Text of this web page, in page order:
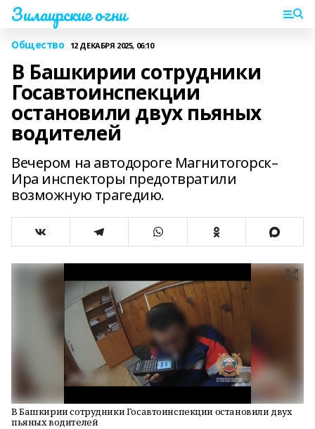
Зилаирские огни
Общество 12 ДЕКАБРЯ 2025, 06:10
В Башкирии сотрудники
Госавтоинспекции
остановили двух пьяных
водителей
Вечером на автодороге Магнитогорск–
Ира инспекторы предотвратили
возможную трагедию.
В Башкирии сотрудники Госавтоинспекции остановили двух
пьяных водителей